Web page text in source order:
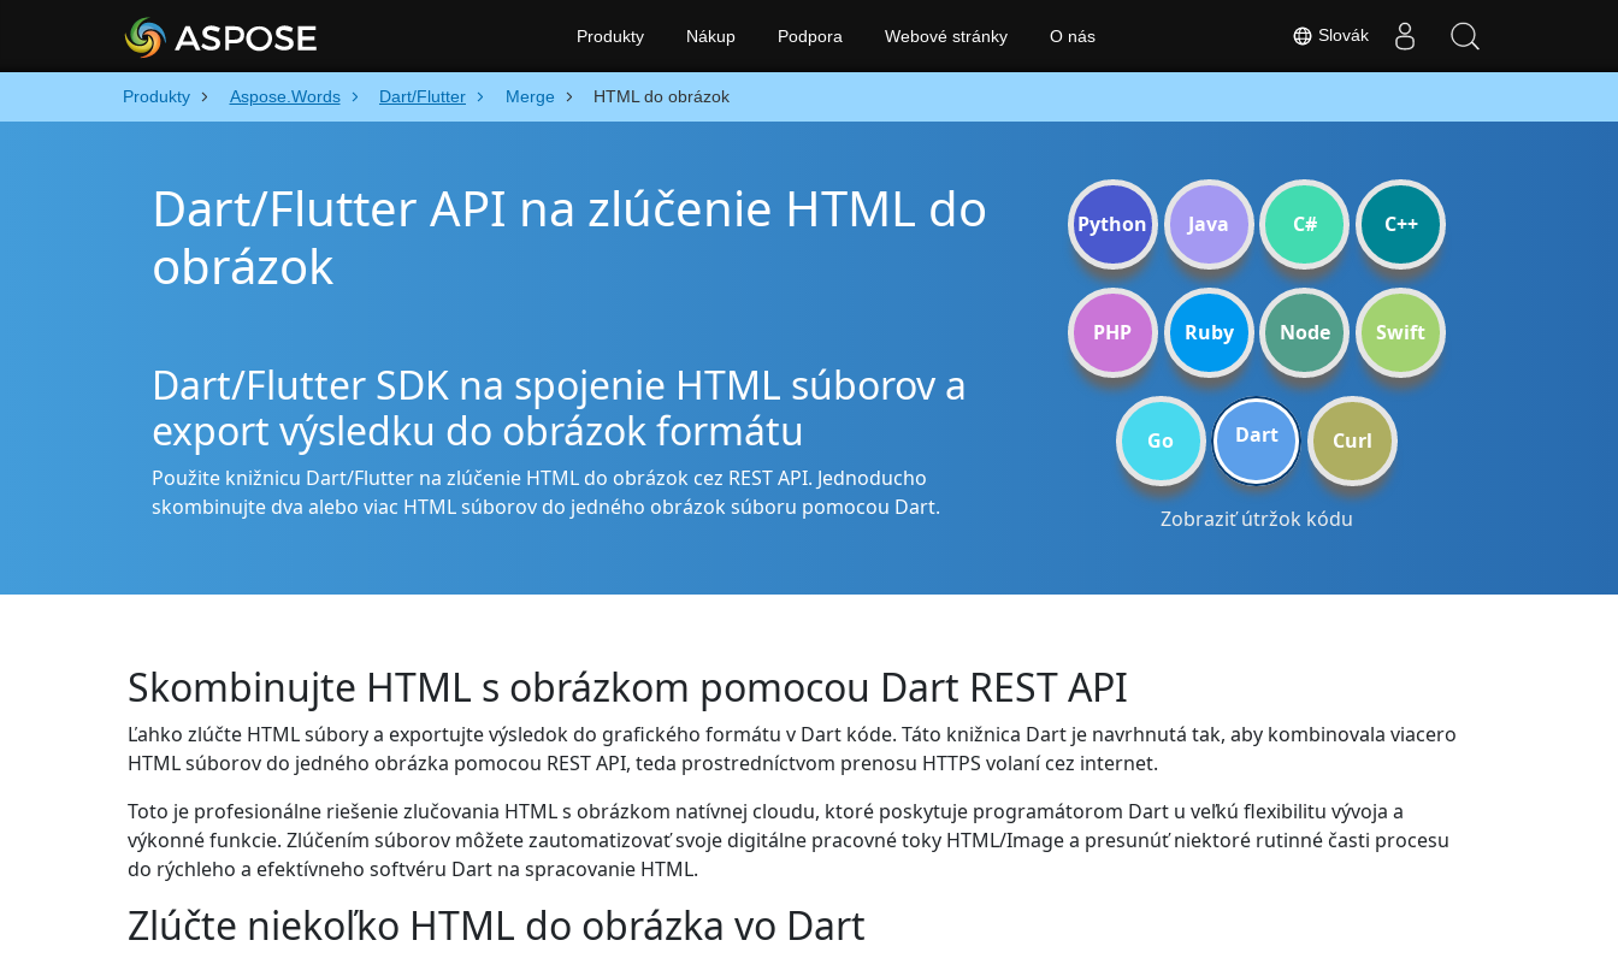
Produkty Aspose.Words Dart/Flutter Merge HTML do obrázok
Dart/Flutter API na zlúčenie HTML do
obrázok
Dart/Flutter SDK na spojenie HTML súborov a
export výsledku do obrázok formátu
Použite knižnicu Dart/Flutter na zlúčenie HTML do obrázok cez REST API. Jednoducho
skombinujte dva alebo viac HTML súborov do jedného obrázok súboru pomocou Dart.
Python Java C# C++
PHP Ruby Node Swift
Go Dart Curl
Zobraziť útržok kódu
Skombinujte HTML s obrázkom pomocou Dart REST API
Ľahko zlúčte HTML súbory a exportujte výsledok do grafického formátu v Dart kóde. Táto knižnica Dart je navrhnutá tak, aby kombinovala viacero
HTML súborov do jedného obrázka pomocou REST API, teda prostredníctvom prenosu HTTPS volaní cez internet.
Toto je profesionálne riešenie zlučovania HTML s obrázkom natívnej cloudu, ktoré poskytuje programátorom Dart u veľkú flexibilitu vývoja a
výkonné funkcie. Zlúčením súborov môžete zautomatizovať svoje digitálne pracovné toky HTML/Image a presunúť niektoré rutinné časti procesu
do rýchleho a efektívneho softvéru Dart na spracovanie HTML.
Zlúčte niekoľko HTML do obrázka vo Dart
Slovák
Produkty Nákup Podpora Webové stránky O nás